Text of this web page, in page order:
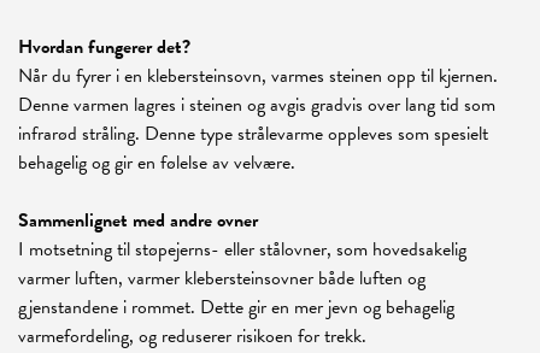
Hvordan fungerer det?
Når du fyrer i en klebersteinsovn, varmes steinen opp til kjernen.
Denne varmen lagres i steinen og avgis gradvis over lang tid som
infrarød stråling. Denne type strålevarme oppleves som spesielt
behagelig og gir en følelse av velvære.
Sammenlignet med andre ovner
I motsetning til støpejerns- eller stålovner, som hovedsakelig
varmer luften, varmer klebersteinsovner både luften og
gjenstandene i rommet. Dette gir en mer jevn og behagelig
varmefordeling, og reduserer risikoen for trekk.